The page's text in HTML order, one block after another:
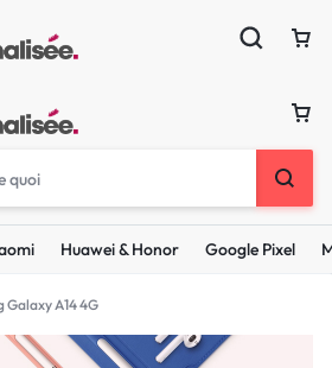
Huawei & Honor Google Pixel
Galaxy A14 4G